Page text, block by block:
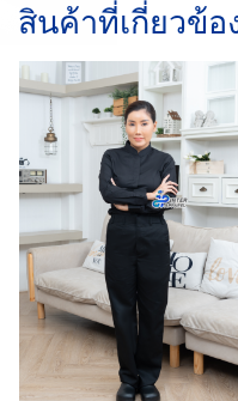
สินค้าที่เกี่ยวข้อ